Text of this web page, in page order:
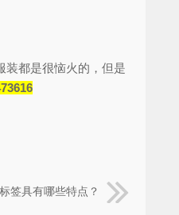
都是很恼火的，但是
签具有哪些特点？